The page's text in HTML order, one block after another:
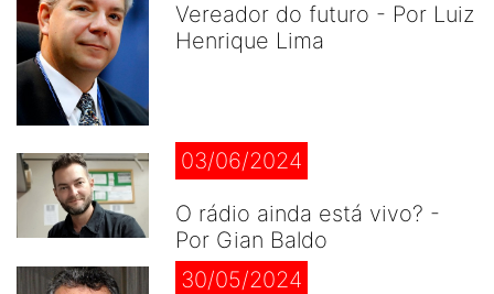
Vereador do futuro - Por Luiz
Henrique Lima
03/06/2024
O rádio ainda está vivo? -
Por Gian Baldo
30/05/2024